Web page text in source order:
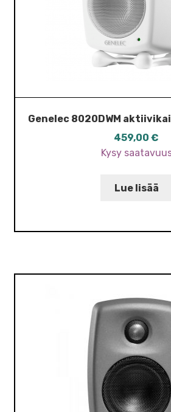
Genelec 8020DWM
459,00 €
Kysy
Lue lisää